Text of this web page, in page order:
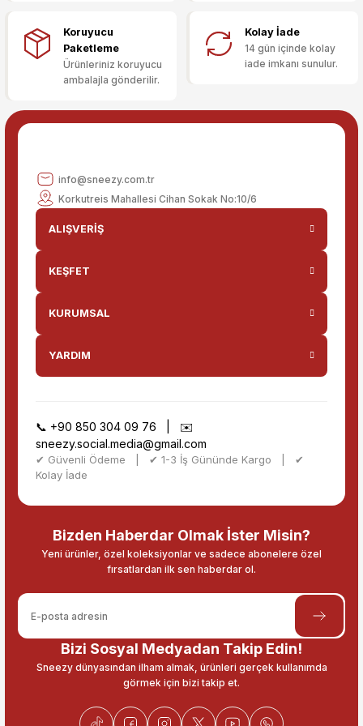
Ürün fiyatı diğer sitelerden daha pahalı.
Bu ürüne benzer farklı alternatifler olmalı.
Koruyucu
Paketleme
Ürünleriniz koruyucu
ambalajla gönderilir.
Kolay İade
14 gün içinde kolay
iade imkanı sunulur.
info@sneezy.com.tr
Korkutreis Mahallesi Cihan Sokak No:10/6
ALIŞVERİŞ
KEŞFET
KURUMSAL
YARDIM
📞 +90 850 304 09 76 | ✉️
sneezy.social.media@gmail.com
✔ Güvenli Ödeme | ✔ 1-3 İş Gününde Kargo | ✔
Kolay İade
Bizden Haberdar Olmak İster Misin?
Yeni ürünler, özel koleksiyonlar ve sadece abonelere özel
fırsatlardan ilk sen haberdar ol.
Bizi Sosyal Medyadan Takip Edin!
Sneezy dünyasından ilham almak, ürünleri gerçek kullanımda
görmek için bizi takip et.